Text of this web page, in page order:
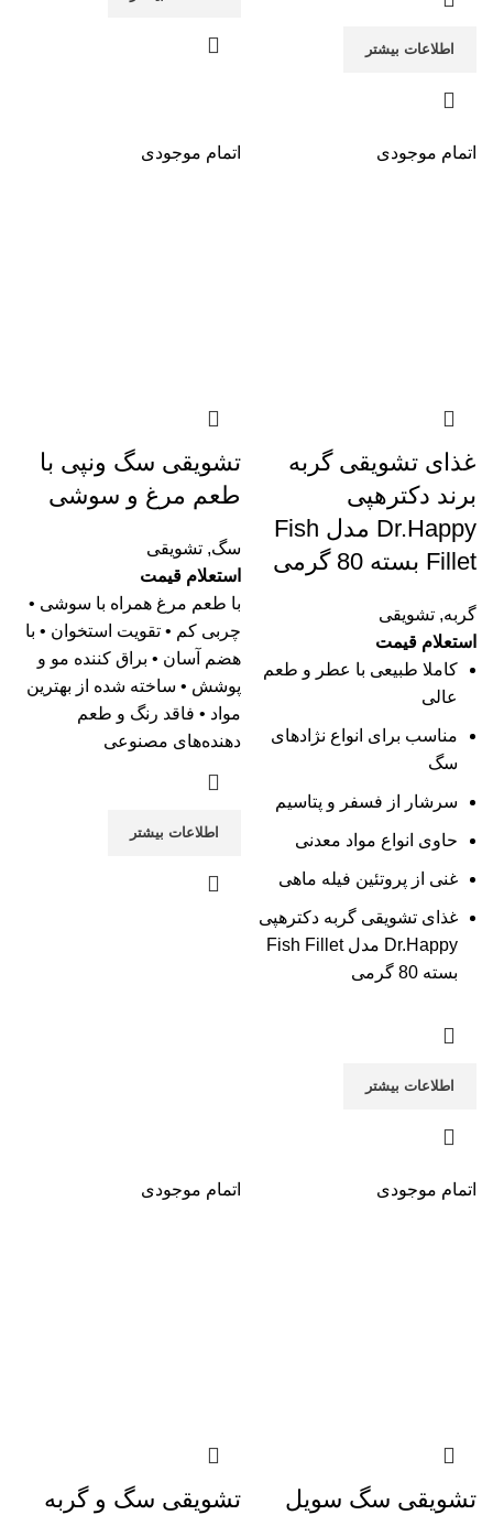
اطلاعات بیشتر
اتمام موجودی
غذای تشویقی گربه
برند دکترهپی
Dr.Happy مدل Fish
Fillet بسته 80 گرمی
گربه, تشویقی
استعلام قیمت
کاملا طبیعی با عطر و طعم
عالی
مناسب برای انواع نژادهای
سگ
سرشار از فسفر و پتاسیم
حاوی انواع مواد معدنی
غنی از پروتئین فیله ماهی
غذای تشویقی گربه دکترهپی
Dr.Happy مدل Fish Fillet
بسته 80 گرمی
اطلاعات بیشتر
اتمام موجودی
تشویقی سگ ونپی با
طعم مرغ و سوشی
سگ, تشویقی
استعلام قیمت
با طعم مرغ همراه با سوشی •
چربی کم • تقویت استخوان • با
هضم آسان • براق کننده مو و
پوشش • ساخته شده از بهترین
مواد • فاقد رنگ و طعم
دهنده‌های مصنوعی
اطلاعات بیشتر
اتمام موجودی
تشویقی سگ سویل
اتمام موجودی
تشویقی سگ و گربه